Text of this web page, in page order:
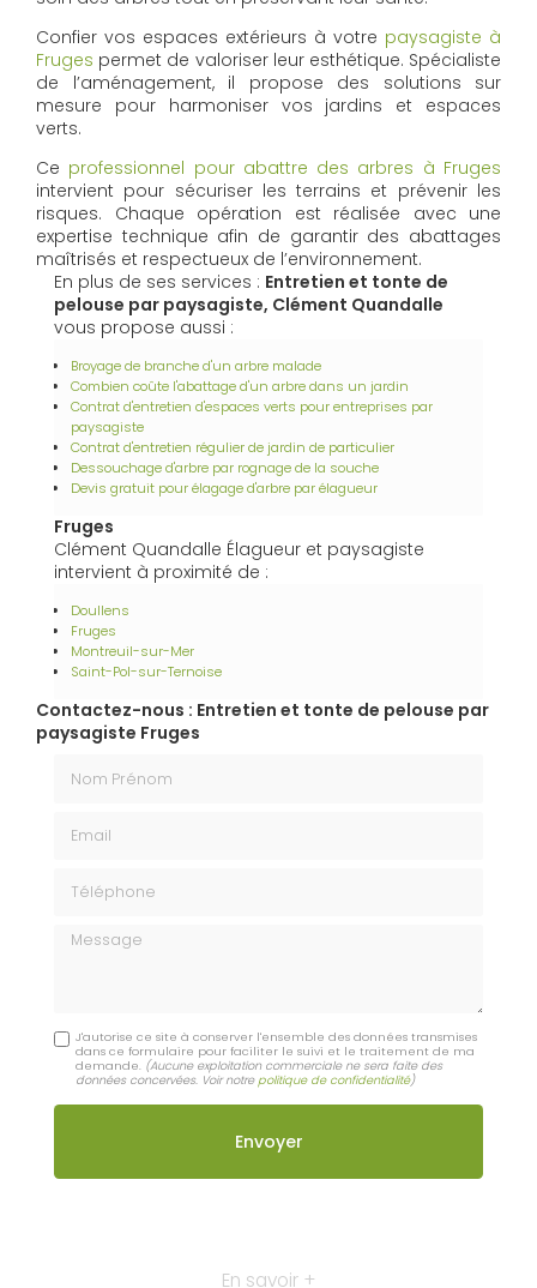
Confier vos espaces extérieurs à votre paysagiste à
Fruges permet de valoriser leur esthétique. Spécialiste
de l’aménagement, il propose des solutions sur
mesure pour harmoniser vos jardins et espaces
verts.
Ce professionnel pour abattre des arbres à Fruges
intervient pour sécuriser les terrains et prévenir les
risques. Chaque opération est réalisée avec une
expertise technique afin de garantir des abattages
maîtrisés et respectueux de l’environnement.
En plus de ses services : Entretien et tonte de
pelouse par paysagiste, Clément Quandalle
vous propose aussi :
Broyage de branche d'un arbre malade
Combien coûte l'abattage d'un arbre dans un jardin
Contrat d'entretien d'espaces verts pour entreprises par
paysagiste
Contrat d'entretien régulier de jardin de particulier
Dessouchage d'arbre par rognage de la souche
Devis gratuit pour élagage d'arbre par élagueur
Fruges
Clément Quandalle Élagueur et paysagiste
intervient à proximité de :
Doullens
Fruges
Montreuil-sur-Mer
Saint-Pol-sur-Ternoise
Contactez-nous : Entretien et tonte de pelouse par
paysagiste Fruges
Message
J'autorise ce site à conserver l'ensemble des données transmises
dans ce formulaire pour faciliter le suivi et le traitement de ma
demande. (Aucune exploitation commerciale ne sera faite des
données concervées. Voir notrepolitique de confidentialité)
En savoir +